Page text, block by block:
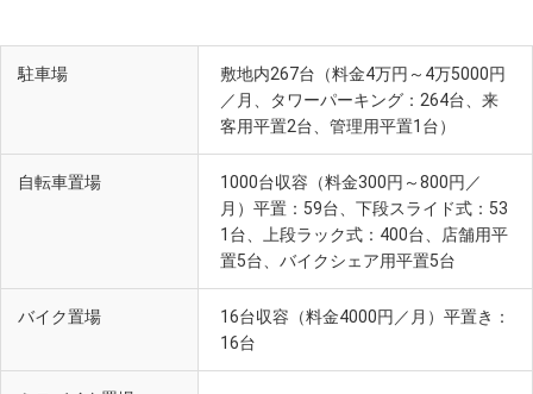
駐車場
敷地内267台（料金4万円～4万5000円
／月、タワーパーキング：264台、来
客用平置2台、管理用平置1台）
自転車置場
1000台収容（料金300円～800円／
月）平置：59台、下段スライド式：53
1台、上段ラック式：400台、店舗用平
置5台、バイクシェア用平置5台
バイク置場
16台収容（料金4000円／月）平置き：
16台